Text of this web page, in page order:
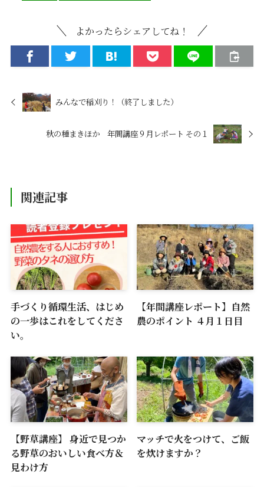
よかったらシェアしてね！
みんなで稲刈り！（終了しました）
秋の種まきほか 年間講座９月レポート その１
関連記事
手づくり循環生活、はじめ
の一歩はこれをしてくださ
い。
【年間講座レポート】自然
農のポイント ４月１日目
【野草講座】 身近で見つか
る野草のおいしい食べ方＆
見わけ方
マッチで火をつけて、ご飯
を炊けますか？